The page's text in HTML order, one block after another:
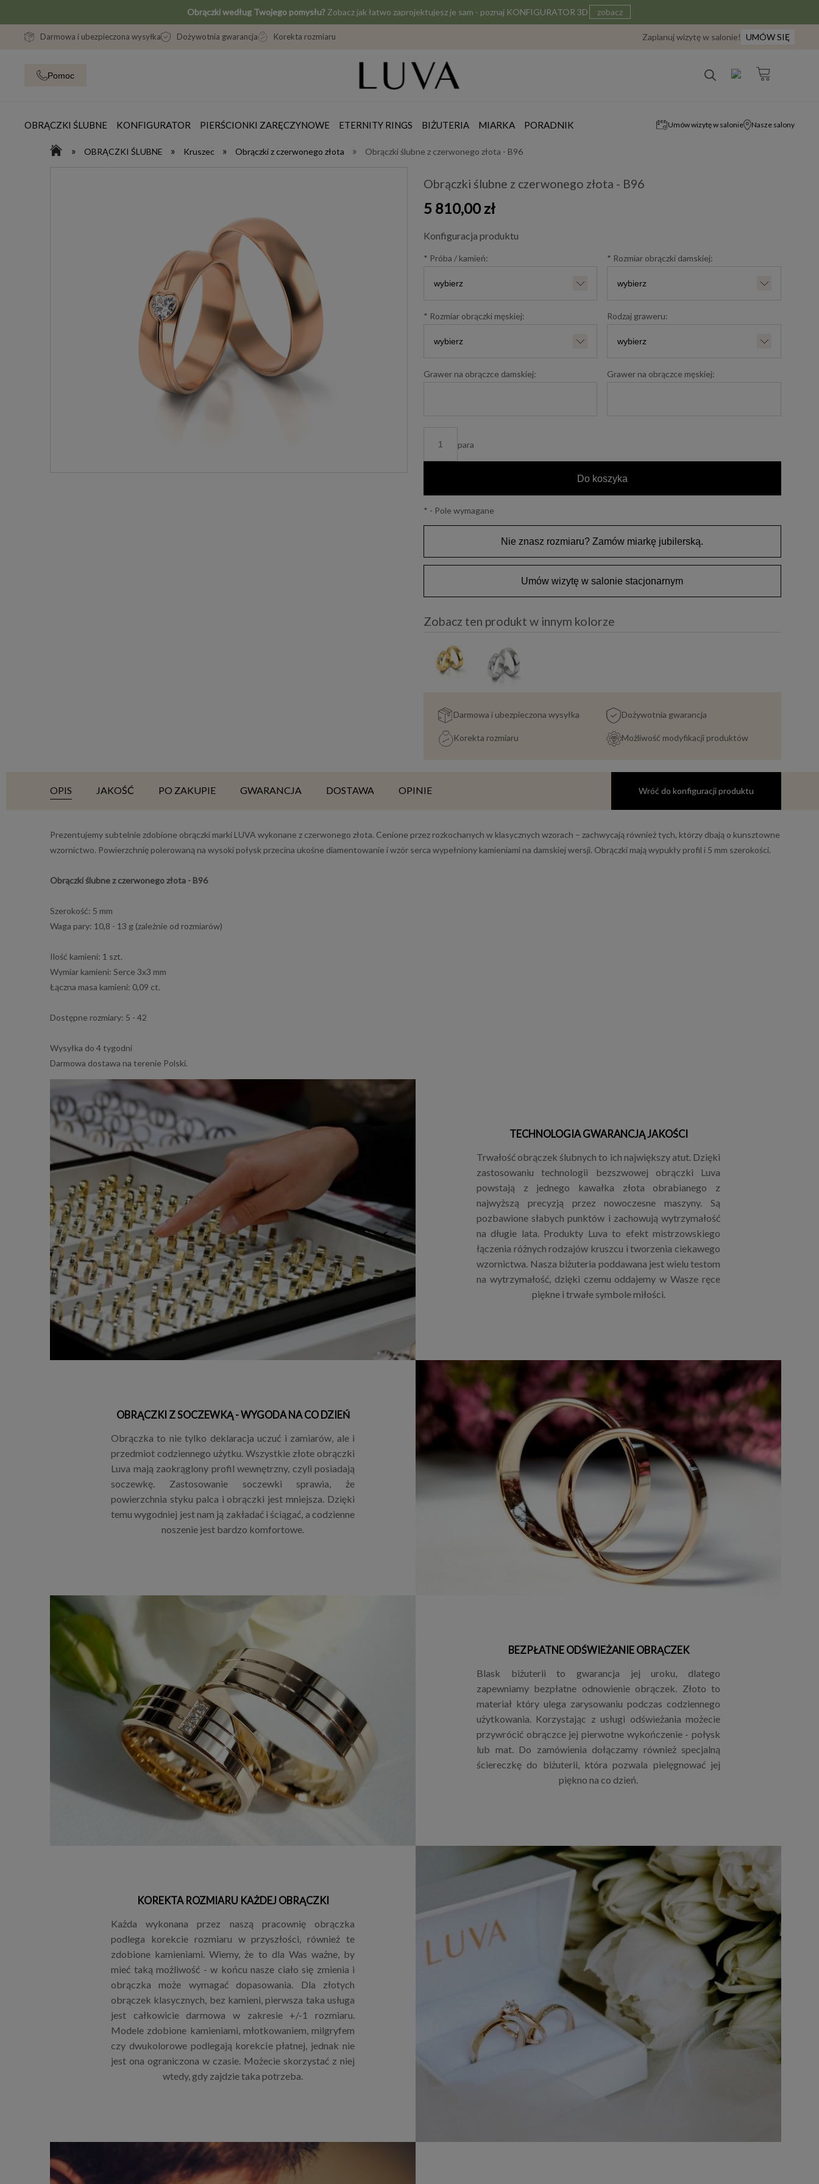
Obrączki według Twojego pomysłu? Zobacz jak łatwo zaprojektujesz je sam - poznaj KONFIGURATOR 3D zobacz
Darmowa i ubezpieczona wysyłka Dożywotnia gwarancja Korekta rozmiaru Zaplanuj wizytę w salonie! UMÓW SIĘ
Pomoc
OBRĄCZKI ŚLUBNE KONFIGURATOR PIERŚCIONKI ZARĘCZYNOWE ETERNITY RINGS BIŻUTERIA MIARKA PORADNIK Umów wizytę w salonie Nasze salony
» OBRĄCZKI ŚLUBNE » Kruszec » Obrączki z czerwonego złota » Obrączki ślubne z czerwonego złota - B96
Obrączki ślubne z czerwonego złota - B96
5 810,00 zł
Konfiguracja produktu
* Próba / kamień: * Rozmiar obrączki damskiej:
* Rozmiar obrączki męskiej: Rodzaj graweru:
Grawer na obrączce damskiej: Grawer na obrączce męskiej:
para
Do koszyka
* - Pole wymagane
Nie znasz rozmiaru? Zamów miarkę jubilerską.
Umów wizytę w salonie stacjonarnym
Zobacz ten produkt w innym kolorze
Darmowa i ubezpieczona wysyłka Dożywotnia gwarancja
Korekta rozmiaru Możliwość modyfikacji produktów
OPIS JAKOŚĆ PO ZAKUPIE GWARANCJA DOSTAWA OPINIE Wróć do konfiguracji produktu
Prezentujemy subtelnie zdobione obrączki marki LUVA wykonane z czerwonego złota. Cenione przez rozkochanych w klasycznych wzorach – zachwycają również tych, którzy dbają o kunsztowne
wzornictwo. Powierzchnię polerowaną na wysoki połysk przecina ukośne diamentowanie i wzór serca wypełniony kamieniami na damskiej wersji. Obrączki mają wypukły profil i 5 mm szerokości.
Obrączki ślubne z czerwonego złota - B96
Szerokość: 5 mm
Waga pary: 10,8 - 13 g (zależnie od rozmiarów)
Ilość kamieni: 1 szt.
Wymiar kamieni: Serce 3x3 mm
Łączna masa kamieni: 0,09 ct.
Dostępne rozmiary: 5 - 42
Wysyłka do 4 tygodni
Darmowa dostawa na terenie Polski.
TECHNOLOGIA GWARANCJĄ JAKOŚCI
Trwałość obrączek ślubnych to ich największy atut. Dzięki
zastosowaniu technologii bezszwowej obrączki Luva
powstają z jednego kawałka złota obrabianego z
najwyższą precyzją przez nowoczesne maszyny. Są
pozbawione słabych punktów i zachowują wytrzymałość
na długie lata. Produkty Luva to efekt mistrzowskiego
łączenia różnych rodzajów kruszcu i tworzenia ciekawego
wzornictwa. Nasza biżuteria poddawana jest wielu testom
na wytrzymałość, dzięki czemu oddajemy w Wasze ręce
piękne i trwałe symbole miłości.
OBRĄCZKI Z SOCZEWKĄ - WYGODA NA CO DZIEŃ
Obrączka to nie tylko deklaracja uczuć i zamiarów, ale i
przedmiot codziennego użytku. Wszystkie złote obrączki
Luva mają zaokrąglony profil wewnętrzny, czyli posiadają
soczewkę. Zastosowanie soczewki sprawia, że
powierzchnia styku palca i obrączki jest mniejsza. Dzięki
temu wygodniej jest nam ją zakładać i ściągać, a codzienne
noszenie jest bardzo komfortowe.
BEZPŁATNE ODŚWIEŻANIE OBRĄCZEK
Blask biżuterii to gwarancja jej uroku, dlatego
zapewniamy bezpłatne odnowienie obrączek. Złoto to
materiał który ulega zarysowaniu podczas codziennego
użytkowania. Korzystając z usługi odświeżania możecie
przywrócić obrączce jej pierwotne wykończenie - połysk
lub mat. Do zamówienia dołączamy również specjalną
ściereczkę do biżuterii, która pozwala pielęgnować jej
piękno na co dzień.
KOREKTA ROZMIARU KAŻDEJ OBRĄCZKI
Każda wykonana przez naszą pracownię obrączka
podlega korekcie rozmiaru w przyszłości, również te
zdobione kamieniami. Wiemy, że to dla Was ważne, by
mieć taką możliwość - w końcu nasze ciało się zmienia i
obrączka może wymagać dopasowania. Dla złotych
obrączek klasycznych, bez kamieni, pierwsza taka usługa
jest całkowicie darmowa w zakresie +/-1 rozmiaru.
Modele zdobione kamieniami, młotkowaniem, milgryfem
czy dwukolorowe podlegają korekcie płatnej, jednak nie
jest ona ograniczona w czasie. Możecie skorzystać z niej
wtedy, gdy zajdzie taka potrzeba.